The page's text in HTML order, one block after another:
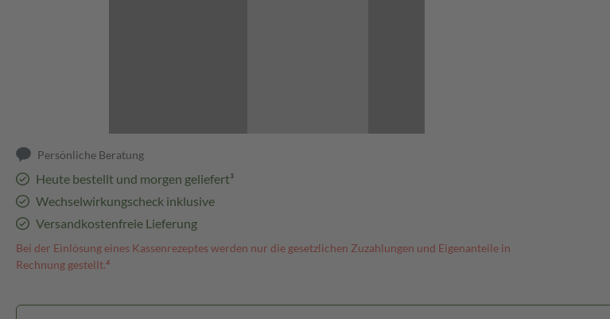
Persönliche Beratung
Heute bestellt und morgen geliefert³
Wechselwirkungscheck inklusive
Versandkostenfreie Lieferung
Bei der Einlösung eines Kassenrezeptes werden nur die gesetzlichen Zuzahlungen und Eigenanteile in
Rechnung gestellt.⁴